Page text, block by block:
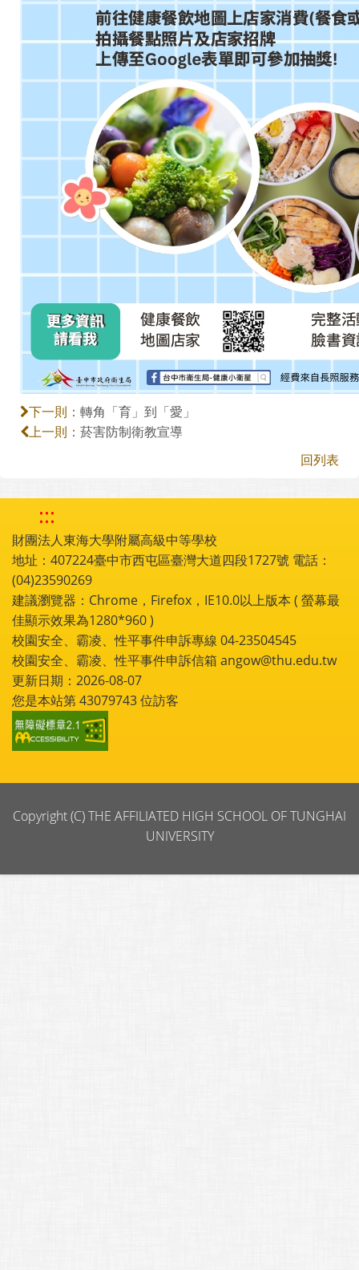
下一則： 轉角「育」到「愛」
上一則： 菸害防制衛教宣導
回列表
:::
財團法人東海大學附屬高級中等學校
地址：407224臺中市西屯區臺灣大道四段1727號 電話：
(04)23590269
建議瀏覽器：Chrome，Firefox，IE10.0以上版本 ( 螢幕最
佳顯示效果為1280*960 )
校園安全、霸凌、性平事件申訴專線 04-23504545
校園安全、霸凌、性平事件申訴信箱 angow@thu.edu.tw
更新日期：2026-08-07
您是本站第43079743位訪客
Copyright (C) THE AFFILIATED HIGH SCHOOL OF TUNGHAI
UNIVERSITY